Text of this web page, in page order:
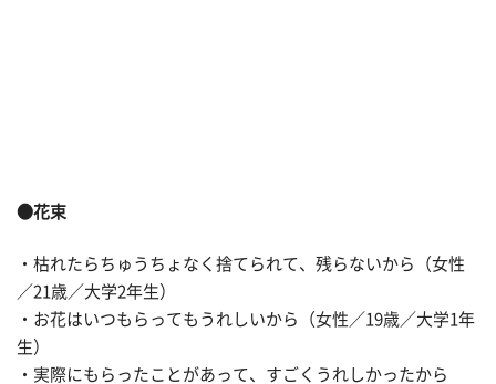
●花束
・枯れたらちゅうちょなく捨てられて、残らないから（女性
／21歳／大学2年生）
・お花はいつもらってもうれしいから（女性／19歳／大学1年
生）
・実際にもらったことがあって、すごくうれしかったから